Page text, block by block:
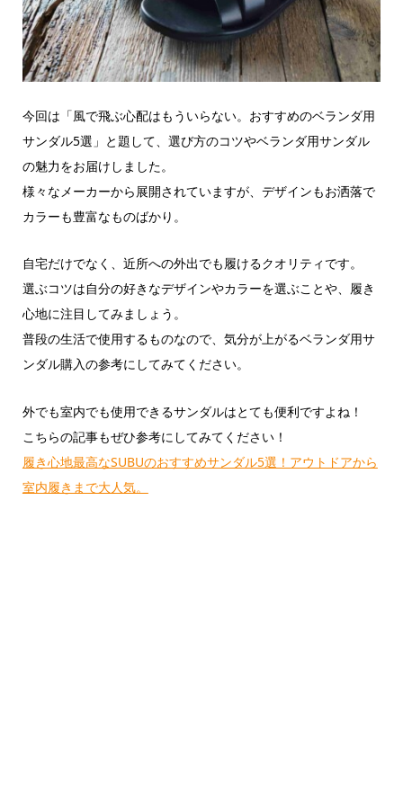
今回は「風で飛ぶ心配はもういらない。おすすめのベランダ用
サンダル5選」と題して、選び方のコツやベランダ用サンダル
の魅力をお届けしました。
様々なメーカーから展開されていますが、デザインもお洒落で
カラーも豊富なものばかり。
自宅だけでなく、近所への外出でも履けるクオリティです。
選ぶコツは自分の好きなデザインやカラーを選ぶことや、履き
心地に注目してみましょう。
普段の生活で使用するものなので、気分が上がるベランダ用サ
ンダル購入の参考にしてみてください。
外でも室内でも使用できるサンダルはとても便利ですよね！
こちらの記事もぜひ参考にしてみてください！
履き心地最高なSUBUのおすすめサンダル5選！アウトドアから
室内履きまで大人気。